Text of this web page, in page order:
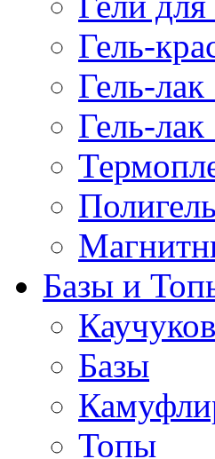
Гель-
Гель-
Гель-
Базы и
Базы
Топы